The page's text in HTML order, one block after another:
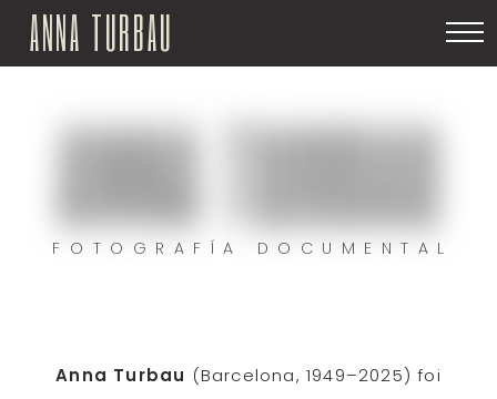
ANNA TURBAU
ANNA TURBAU
FOTOGRAFÍA DOCUMENTAL
Anna Turbau (Barcelona, 1949–2025) foi